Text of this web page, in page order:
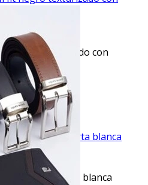
negro texturizado con
lisa manga corta blanca